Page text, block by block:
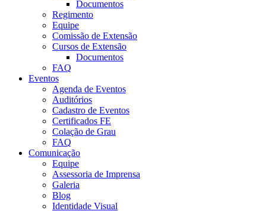
Documentos
Regimento
Equipe
Comissão de Extensão
Cursos de Extensão
Documentos
FAQ
Eventos
Agenda de Eventos
Auditórios
Cadastro de Eventos
Certificados FE
Colação de Grau
FAQ
Comunicação
Equipe
Assessoria de Imprensa
Galeria
Blog
Identidade Visual